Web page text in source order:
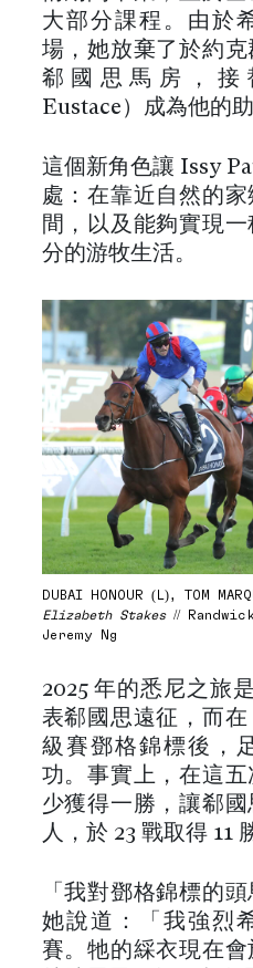
大部分課程。由於
場，她放棄了於約
郗國思馬房，接
Eustace）成為他的助
這個新角色讓 Issy
處：在靠近自然的
間，以及能夠實現
分的游牧生活。
DUBAI HONOUR (L), TOM
Elizabeth Stakes//
Jeremy Ng
2025 年的悉尼之旅
表郗國思遠征，而
級賽鄧格錦標後，
功。事實上，在這
少獲得一勝，讓郗
人，於 23 戰取得 11
「我對鄧格錦標的
她說道：「我強烈
賽。牠的綵衣現在